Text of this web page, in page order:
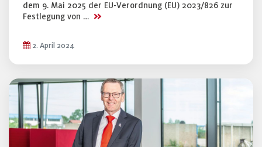
dem 9. Mai 2025 der EU-Verordnung (EU) 2023/826 zur
Festlegung von … >>
2. April 2024